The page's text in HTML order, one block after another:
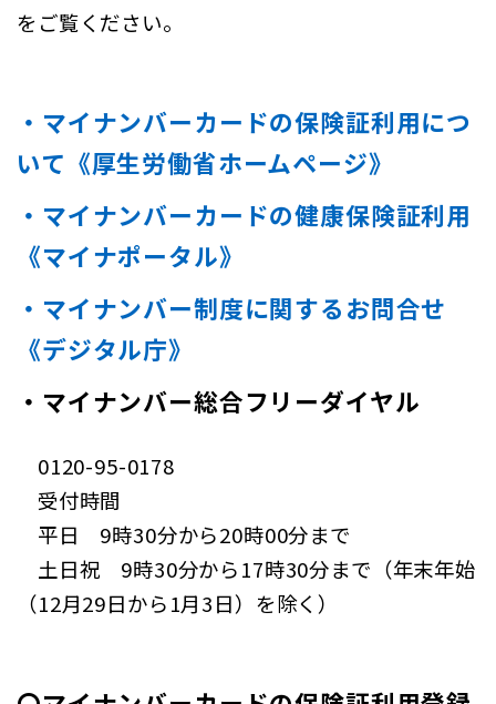
をご覧ください。
・マイナンバーカードの保険証利用につ
いて《厚生労働省ホームページ》
・マイナンバーカードの健康保険証利用
《マイナポータル》
・マイナンバー制度に関するお問合せ
《デジタル庁》
・マイナンバー総合フリーダイヤル
0120-95-0178
受付時間
平日 9時30分から20時00分まで
土日祝 9時30分から17時30分まで（年末年始
（12月29日から1月3日）を除く）